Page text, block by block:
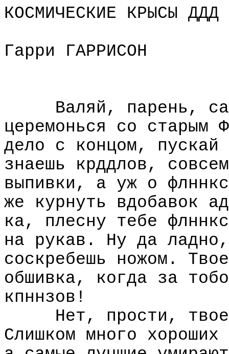
КОСМИЧЕСКИЕ КРЫСЫ ДДД
Гарри ГАРРИСОН
Валяй, парень,
церемонься со старым
дело с концом,
знаешь крддлов,
выпивки, а уж о
же курнуть вдобавок
ка, плесну тебе
на рукав. Ну да
соскребешь ножом.
обшивка, когда за
кпннзов!
Нет, прости,
Слишком много